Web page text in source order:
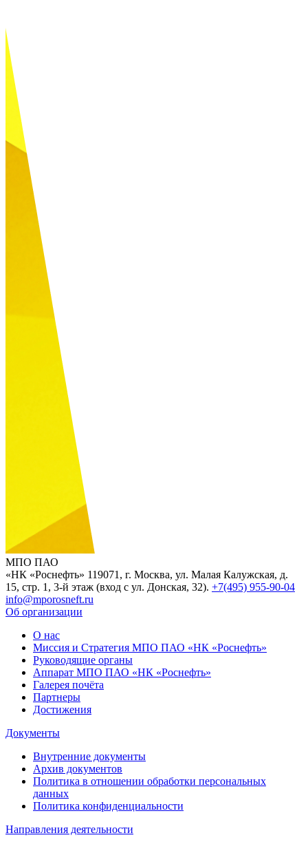
МПО ПАО
«НК «Роснефть» 119071, г. Москва, ул. Малая Калужская, д.
15, стр. 1, 3-й этаж (вход с ул. Донская, 32). +7(495) 955-90-04
info@mporosneft.ru
Об организации
О нас
Миссия и Стратегия МПО ПАО «НК «Роснефть»
Руководящие органы
Аппарат МПО ПАО «НК «Роснефть»
Галерея почёта
Партнеры
Достижения
Документы
Внутренние документы
Архив документов
Политика в отношении обработки персональных
данных
Политика конфиденциальности
Направления деятельности